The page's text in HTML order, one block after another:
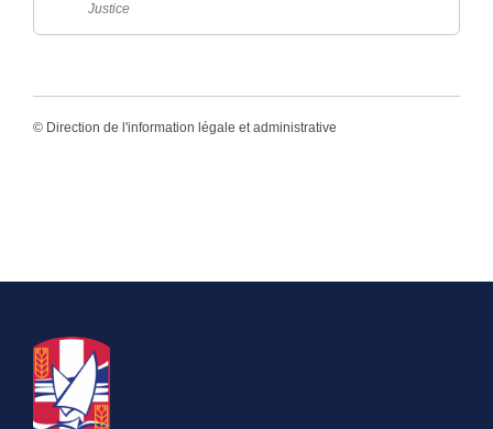
Justice
© Direction de l'information légale et administrative